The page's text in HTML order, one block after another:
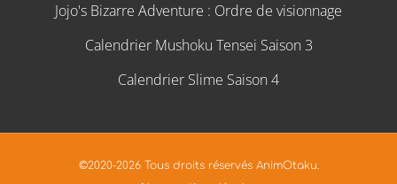
Jojo's Bizarre Adventure : Ordre de visionnage
Calendrier Mushoku Tensei Saison 3
Calendrier Slime Saison 4
©2020-2026 Tous droits réservés AnimOtaku.